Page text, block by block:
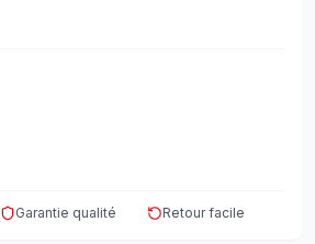
Garantie qualité Retour facile